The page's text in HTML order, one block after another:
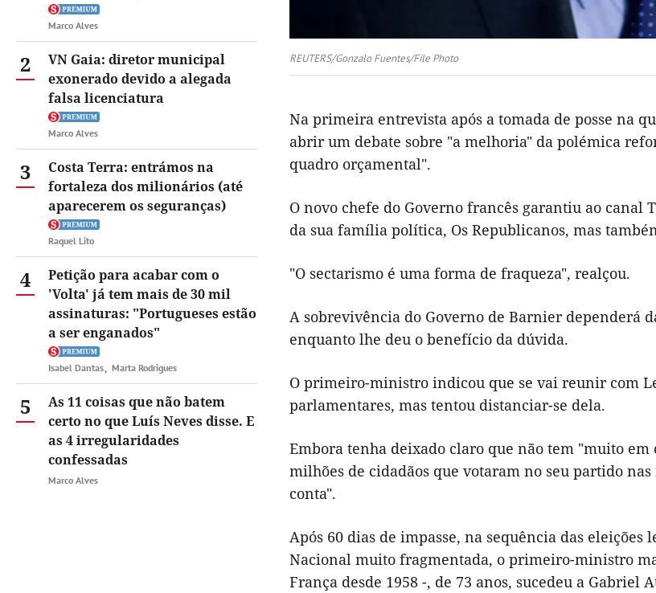
Marco Alves
2
VN Gaia: diretor municipal
exonerado devido a alegada
falsa licenciatura
Marco Alves
3
Costa Terra: entrámos na
fortaleza dos milionários (até
aparecerem os seguranças)
Raquel Lito
4
Petição para acabar com o
'Volta' já tem mais de 30 mil
assinaturas: "Portugueses estão
a ser enganados"
Isabel Dantas Marta Rodrigues
5
As 11 coisas que não batem
certo no que Luís Neves disse. E
as 4 irregularidades
confessadas
Marco Alves
REUTERS/Gonzalo Fuentes/File Photo
Na primeira entrevista após a tomada de posse na
abrir um debate sobre "a melhoria" da polémica
quadro orçamental".
O novo chefe do Governo francês garantiu ao
da sua família política, Os Republicanos, mas
"O sectarismo é uma forma de fraqueza", realçou.
A sobrevivência do Governo de Barnier dependerá
enquanto lhe deu o benefício da dúvida.
O primeiro-ministro indicou que se vai reunir com
parlamentares, mas tentou distanciar-se dela.
Embora tenha deixado claro que não tem "muito
milhões de cidadãos que votaram no seu partido
conta".
Após 60 dias de impasse, na sequência das
Nacional muito fragmentada, o primeiro-ministro
França desde 1958 -, de 73 anos, sucedeu a Gabriel